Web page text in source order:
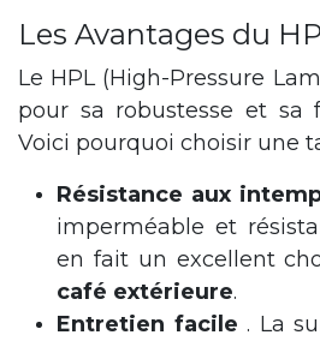
Les Avantages du
Le HPL (High-Pressure
pour sa robustesse et sa
Voici pourquoi choisir une
Résistance aux
imperméable et
en fait un excellent
café extérieure.
Entretien facile . La